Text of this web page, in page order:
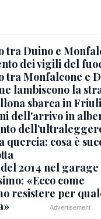
tra Duino e
dei vigili del
tra Monfalcone e
lambiscono la
sbarca in
dell'arrivo in
quercia: cosa è
2014 nel
«Ecco come
resistere per